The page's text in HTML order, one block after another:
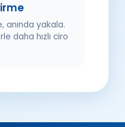
anında yakala.
daha hızlı ciro